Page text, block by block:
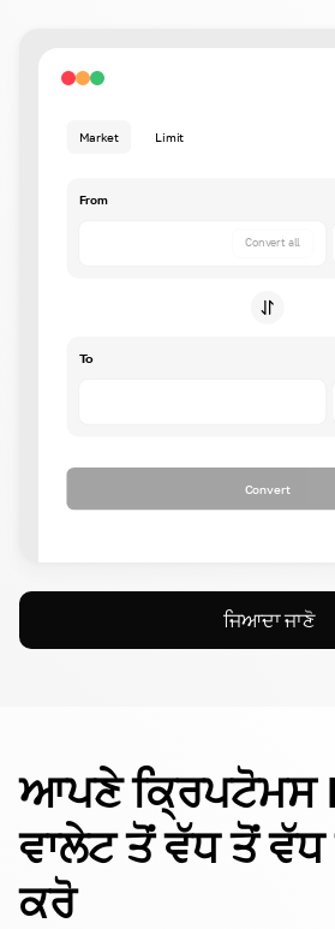
Market Limit
From
Convert all
To
Convert
ਜਿਆਦਾ ਜਾਣੋ
ਆਪਣੇ ਕ੍ਰਿਪਟੋਮਸ
ਵਾਲੇਟ ਤੋਂ ਵੱਧ ਤੋਂ ਵੱਧ
ਕਰੋ